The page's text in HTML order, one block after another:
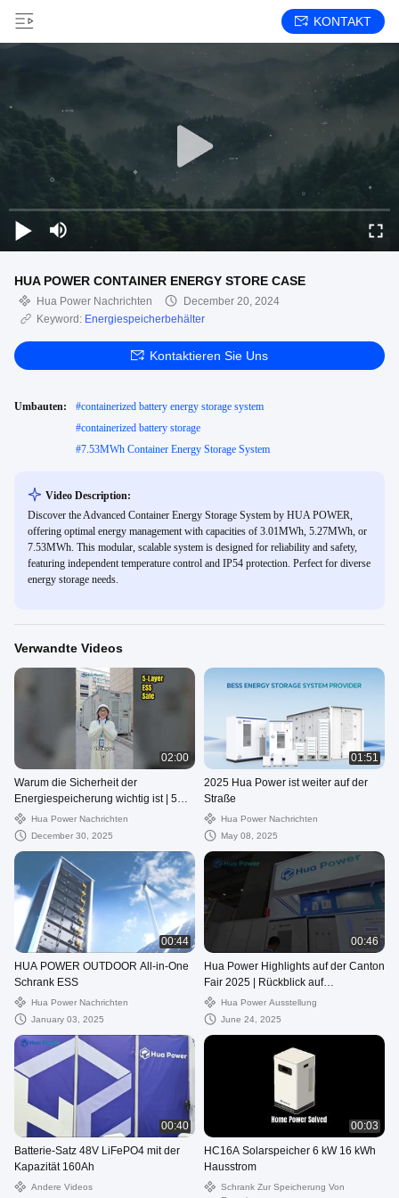
KONTAKT
HUA POWER CONTAINER ENERGY STORE CASE
Hua Power Nachrichten
December 20, 2024
Keyword: Energiespeicherbehälter
Kontaktieren Sie Uns
Umbauten: #containerized battery energy storage system
#containerized battery storage
#7.53MWh Container Energy Storage System
Video Description:
Discover the Advanced Container Energy Storage System by HUA POWER,
offering optimal energy management with capacities of 3.01MWh, 5.27MWh, or
7.53MWh. This modular, scalable system is designed for reliability and safety,
featuring independent temperature control and IP54 protection. Perfect for diverse
energy storage needs.
Verwandte Videos
02:00
Warum die Sicherheit der
Energiespeicherung wichtig ist | 5
Schutzschichten
Hua Power Nachrichten
December 30, 2025
01:51
2025 Hua Power ist weiter auf der
Straße
Hua Power Nachrichten
May 08, 2025
00:44
HUA POWER OUTDOOR All-in-One
Schrank ESS
Hua Power Nachrichten
January 03, 2025
00:46
Hua Power Highlights auf der Canton
Fair 2025 | Rückblick auf
Energiespeicherlösungen
Hua Power Ausstellung
June 24, 2025
00:40
Batterie-Satz 48V LiFePO4 mit der
Kapazität 160Ah
Andere Videos
00:03
HC16A Solarspeicher 6 kW 16 kWh
Hausstrom
Schrank Zur Speicherung Von